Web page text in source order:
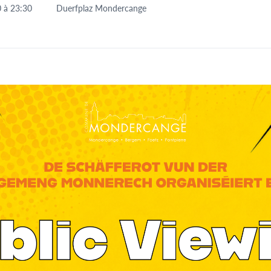
à 23:30 Duerfplaz Mondercange